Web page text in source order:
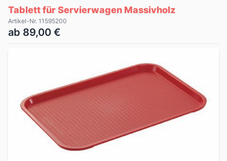
Tablett für Servierwagen Massivholz
Artikel-Nr. 11595200
ab 89,00 €